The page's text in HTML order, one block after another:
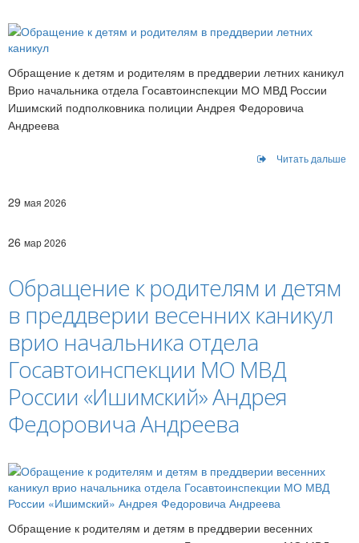
Обращение к детям и родителям в преддверии летних каникул
Врио начальника отдела Госавтоинспекции МО МВД России
Ишимский подполковника полиции Андрея Федоровича
Андреева
Читать дальше
29 мая 2026
26 мар 2026
Обращение к родителям и детям
в преддверии весенних каникул
врио начальника отдела
Госавтоинспекции МО МВД
России «Ишимский» Андрея
Федоровича Андреева
Обращение к родителям и детям в преддверии весенних